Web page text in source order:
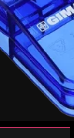
išvengti vaistų
valyti, taip pat
iš
padalija vitaminų
dozę arba
naudoti.
kokybės
nerūdijančio
laikymo skyrius